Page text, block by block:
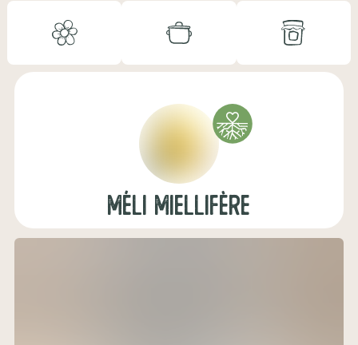
Méli Miellifère